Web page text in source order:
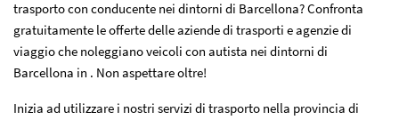
trasporto con conducente nei dintorni di Barcellona? Confronta
gratuitamente le offerte delle aziende di trasporti e agenzie di
viaggio che noleggiano veicoli con autista nei dintorni di
Barcellona in . Non aspettare oltre!
Inizia ad utilizzare i nostri servizi di trasporto nella provincia di